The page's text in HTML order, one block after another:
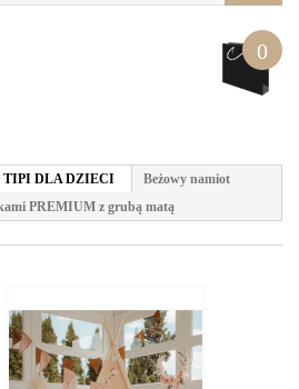
0
TIPI DLA DZIECI
Beżowy namiot
PREMIUM z grubą matą